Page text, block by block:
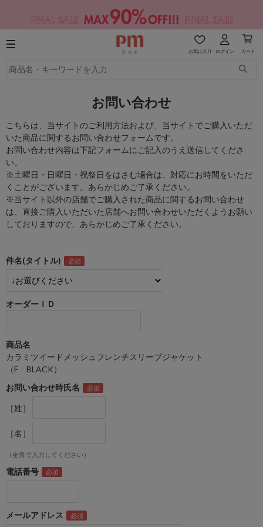
お気に入り ログイン カート
お問い合わせ
こちらは、当サイトのご利用方法および、当サイトでご購入いただ
いた商品に関するお問い合わせフォームです。
お問い合わせ内容は下記フォームにご記入のうえ送信してくださ
い。
※土曜日・日曜日・祝祭日をはさむ場合は、対応にお時間をいただ
くことがございます。あらかじめご了承ください。
※当サイト以外の店舗でご購入された商品に関するお問い合わせ
は、直接ご購入いただいた店舗へお問い合わせいただくようお願い
しておりますので、あらかじめご了承ください。
件名(タイトル)
オーダーＩＤ
商品名
カラミツイードメッシュフレンチスリーブジャケット
（F BLACK）
お問い合わせ時氏名
［姓］
［名］
（全角で入力してください）
電話番号
メールアドレス